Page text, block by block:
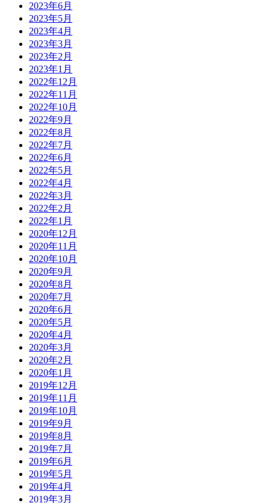
2023年6月
2023年5月
2023年4月
2023年3月
2023年2月
2023年1月
2022年12月
2022年11月
2022年10月
2022年9月
2022年8月
2022年7月
2022年6月
2022年5月
2022年4月
2022年3月
2022年2月
2022年1月
2020年12月
2020年11月
2020年10月
2020年9月
2020年8月
2020年7月
2020年6月
2020年5月
2020年4月
2020年3月
2020年2月
2020年1月
2019年12月
2019年11月
2019年10月
2019年9月
2019年8月
2019年7月
2019年6月
2019年5月
2019年4月
2019年3月